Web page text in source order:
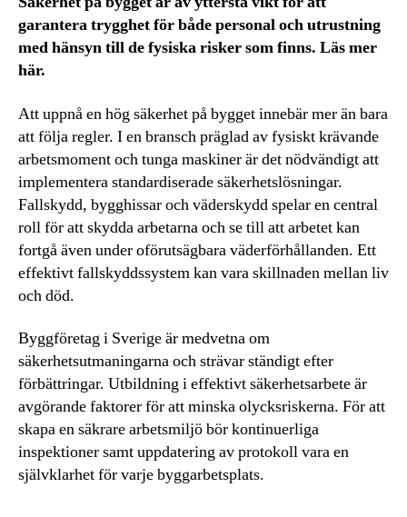
garantera trygghet för både personal och utrustning
med hänsyn till de fysiska risker som finns. Läs mer
här.
Att uppnå en hög säkerhet på bygget innebär mer än bara
att följa regler. I en bransch präglad av fysiskt krävande
arbetsmoment och tunga maskiner är det nödvändigt att
implementera standardiserade säkerhetslösningar.
Fallskydd, bygghissar och väderskydd spelar en central
roll för att skydda arbetarna och se till att arbetet kan
fortgå även under oförutsägbara väderförhållanden. Ett
effektivt fallskyddssystem kan vara skillnaden mellan liv
och död.
Byggföretag i Sverige är medvetna om
säkerhetsutmaningarna och strävar ständigt efter
förbättringar. Utbildning i effektivt säkerhetsarbete är
avgörande faktorer för att minska olycksriskerna. För att
skapa en säkrare arbetsmiljö bör kontinuerliga
inspektioner samt uppdatering av protokoll vara en
självklarhet för varje byggarbetsplats.